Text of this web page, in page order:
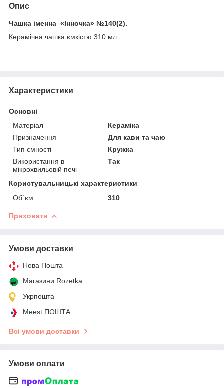
Опис
Чашка іменна «Інночка» №140(2).
Керамічна чашка ємкістю 310 мл.
Характеристики
Основні
Матеріал
Кераміка
Призначення
Для кави та чаю
Тип ємності
Кружка
Використання в
мікрохвильовій печі
Так
Користувальницькі характеристики
Об`єм
310
Приховати
Умови доставки
Нова Пошта
Магазини Rozetka
Укрпошта
Meest ПОШТА
Всі умови доставки
Умови оплати